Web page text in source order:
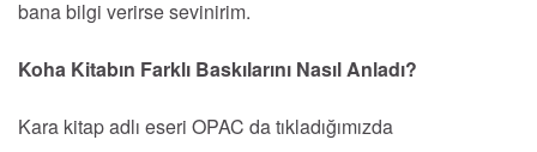
bana bilgi verirse sevinirim.
Koha Kitabın Farklı Baskılarını Nasıl Anladı?
Kara kitap adlı eseri OPAC da tıkladığımızda